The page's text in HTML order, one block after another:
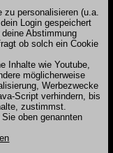
zu personalisieren (u.a.
Login gespeichert
Abstimmung
ob solch ein Cookie
Inhalte wie Youtube,
möglicherweise
Werbezwecke
Script verhindern, bis
zustimmst.
oben genannten